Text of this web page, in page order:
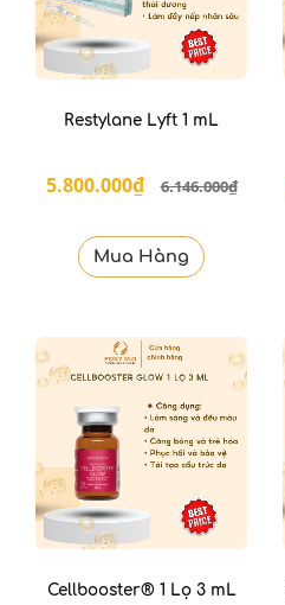
Restylane Lyft 1 mL
5.800.000₫ 6.146.000₫
Mua Hàng
Cellbooster® 1 Lọ 3 mL